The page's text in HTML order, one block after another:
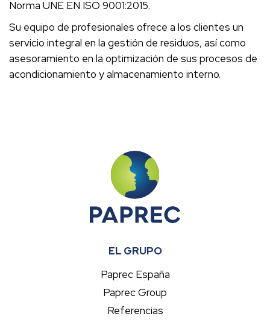
Norma UNE EN ISO 9001:2015.
Su equipo de profesionales ofrece a los clientes un
servicio integral en la gestión de residuos, así como
asesoramiento en la optimización de sus procesos de
acondicionamiento y almacenamiento interno.
EL GRUPO
Paprec España
Paprec Group
Referencias